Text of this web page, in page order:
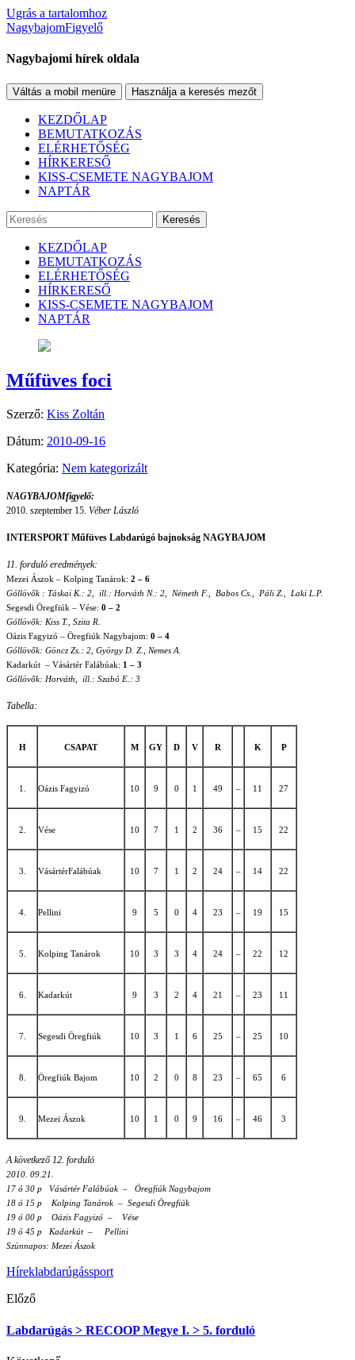
Ugrás a tartalomhoz
NagybajomFigyelő
Nagybajomi hírek oldala
Váltás a mobil menüre Használja a keresés mezőt
KEZDŐLAP
BEMUTATKOZÁS
ELÉRHETŐSÉG
HÍRKERESŐ
KISS-CSEMETE NAGYBAJOM
NAPTÁR
Keresés
KEZDŐLAP
BEMUTATKOZÁS
ELÉRHETŐSÉG
HÍRKERESŐ
KISS-CSEMETE NAGYBAJOM
NAPTÁR
Műfüves foci
Szerző: Kiss Zoltán
Dátum: 2010-09-16
Kategória: Nem kategorizált
NAGYBAJOMfigyelő:
2010. szeptember 15. Véber László
INTERSPORT Műfüves Labdarúgó bajnokság NAGYBAJOM
11. forduló eredmények:
Mezei Ászok – Kolping Tanárok: 2 – 6
Góllövők : Táskai K.: 2, ill.: Horváth N.: 2, Németh F., Babos Cs., Páli Z., Laki L.P.
Segesdi Öregfiúk – Vése: 0 – 2
Góllövők: Kiss T., Szita R.
Oázis Fagyizó – Öregfiúk Nagybajom: 0 – 4
Góllövők: Göncz Zs.: 2, György D. Z., Nemes A.
Kadarkút – Vásártér Falábúak: 1 – 3
Góllövők: Horváth, ill.: Szabó E.: 3
Tabella:
H CSAPAT M GY D V R K P
1. Oázis Fagyizó 10 9 0 1 49 – 11 27
2. Vése 10 7 1 2 36 – 15 22
3. VásártérFalábúak 10 7 1 2 24 – 14 22
4. Pellini 9 5 0 4 23 – 19 15
5. Kolping Tanárok 10 3 3 4 24 – 22 12
6. Kadarkút 9 3 2 4 21 – 23 11
7. Segesdi Öregfiúk 10 3 1 6 25 – 25 10
8. Öregfiúk Bajom 10 2 0 8 23 – 65 6
9. Mezei Ászok 10 1 0 9 16 – 46 3
A következő 12. forduló
2010. 09.21.
17 ó 30 p Vásártér Falábúak – Öregfiúk Nagybajom
18 ó 15 p Kolping Tanárok – Segesdi Öregfiúk
19 ó 00 p Oázis Fagyizó – Vése
19 ó 45 p Kadarkút – Pellini
Szünnapos: Mezei Ászok
Híreklabdarúgássport
Előző
Labdarúgás > RECOOP Megye I. > 5. forduló